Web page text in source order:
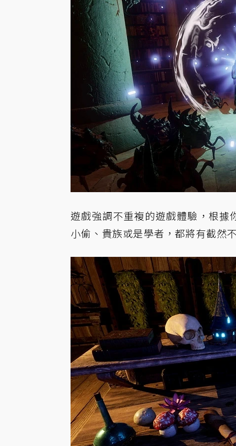
遊戲強調不重複的遊戲體驗，根據
小偷、貴族或是學者，都將有截然